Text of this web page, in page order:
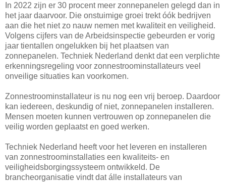
In 2022 zijn er 30 procent meer zonnepanelen gelegd dan in
het jaar daarvoor. Die onstuimige groei trekt óók bedrijven
aan die het niet zo nauw nemen met kwaliteit en veiligheid.
Volgens cijfers van de Arbeidsinspectie gebeurden er vorig
jaar tientallen ongelukken bij het plaatsen van
zonnepanelen. Techniek Nederland denkt dat een verplichte
erkenningsregeling voor zonnestroominstallateurs veel
onveilige situaties kan voorkomen.
Zonnestroominstallateur is nu nog een vrij beroep. Daardoor
kan iedereen, deskundig of niet, zonnepanelen installeren.
Mensen moeten kunnen vertrouwen op zonnepanelen die
veilig worden geplaatst en goed werken.
Techniek Nederland heeft voor het leveren en installeren
van zonnestroominstallaties een kwaliteits- en
veiligheidsborgingssysteem ontwikkeld. De
brancheorganisatie vindt dat álle installateurs van